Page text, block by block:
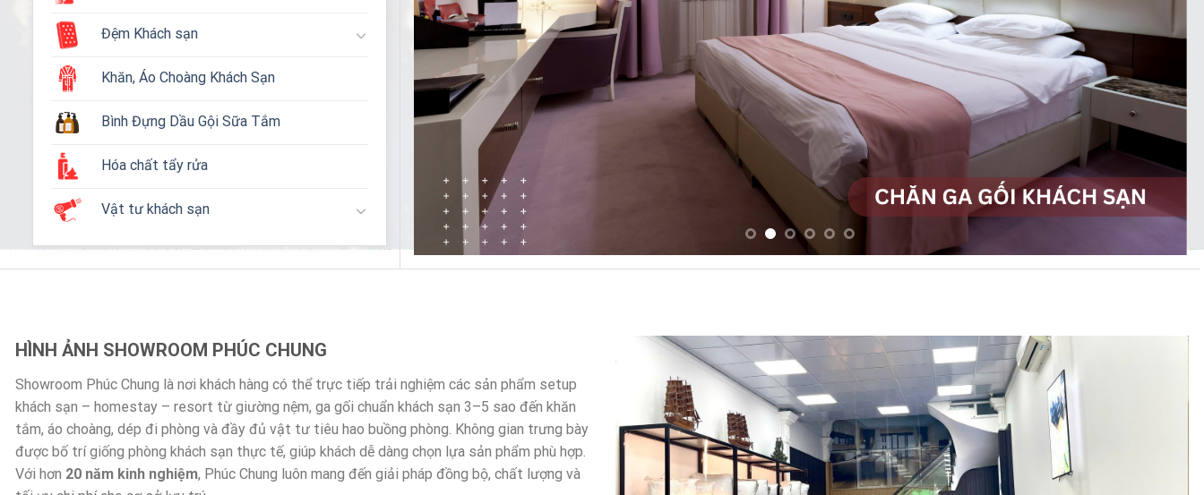
Đệm Khách sạn
Khăn, Áo Choàng Khách Sạn
Bình Đựng Dầu Gội Sữa Tắm
Hóa chất tẩy rửa
Vật tư khách sạn
HÌNH ẢNH SHOWROOM PHÚC CHUNG
Showroom Phúc Chung là nơi khách hàng có thể trực tiếp trải nghiệm các sản phẩm setup
khách sạn – homestay – resort từ giường nệm, ga gối chuẩn khách sạn 3–5 sao đến khăn
tắm, áo choàng, dép đi phòng và đầy đủ vật tư tiêu hao buồng phòng. Không gian trưng bày
được bố trí giống phòng khách sạn thực tế, giúp khách dễ dàng chọn lựa sản phẩm phù hợp.
Với hơn 20 năm kinh nghiệm, Phúc Chung luôn mang đến giải pháp đồng bộ, chất lượng và